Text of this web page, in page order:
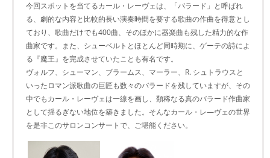
今回スポットを当てるカール・レーヴェは、「バラード」と呼ばれ
る、劇的な内容と比較的長い演奏時間を要する歌曲の作曲を得意とし
ており、歌曲だけでも400曲、そのほかに器楽曲も残した精力的な作
曲家です。また、シューベルトとほとんど同時期に、ゲーテの詩によ
る『魔王』を完成させていたことも有名です。
ヴォルフ、シューマン、ブラームス、マーラー、R. シュトラウスと
いったロマン派歌曲の巨匠も数々のバラードを残していますが、その
中でもカール・レーヴェは一線を画し、類稀なる真のバラード作曲家
として揺るぎない地位を築きました。そんなカール・レ―ヴェの世界
を是非このサロンコンサートで、ご堪能ください。